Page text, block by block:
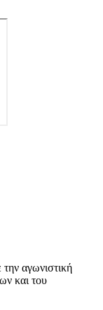
αγωνιστική
και του